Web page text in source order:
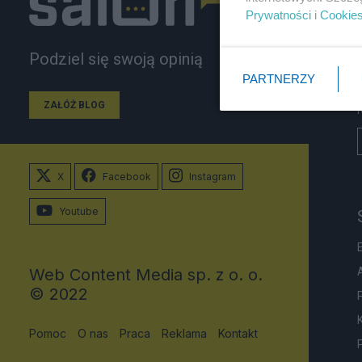
Podziel się swoją opinią
ZAŁÓŻ BLOG
X Facebook Instagram
Youtube
Web Content Media sp. z o. o.
© 2022
Pomoc O nas Praca Reklama Kontakt
Prywatności i Cookies
PARTNERZY